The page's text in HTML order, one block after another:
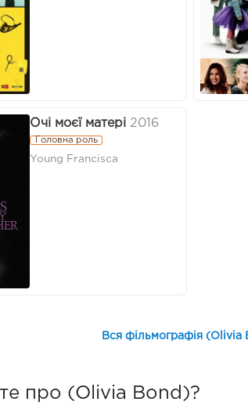
Очі моєї матері 2016
Головна роль
Young Francisca
Вся фільмографія (Olivia
про (Olivia Bond)?